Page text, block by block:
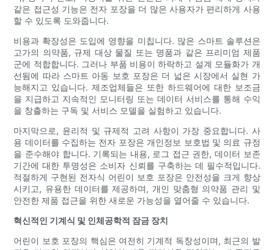
같은 접근성 기능은 전자 포장을 더 많은 사용자가 편리하게 사용
할 수 있도록 도와줍니다.
비용과 확장성은 도입에 영향을 미칩니다. 많은 스마트 솔루션은
고가의 의약품, 규제 대상 물질 또는 명품과 같은 프리미엄 제품
군에 적합합니다. 그러나 부품 비용이 하락하고 설계 모듈화가 개
선됨에 따라 스마트 아동 보호 포장은 더 넓은 시장에서 실현 가
능해지고 있습니다. 제조업체들은 또한 하드웨어에 대한 보조금
을 지급하고 지속적인 모니터링 또는 데이터 서비스를 통해 수익
을 창출하는 구독 및 서비스 모델을 실험하고 있습니다.
마지막으로, 윤리적 및 규제적 고려 사항이 가장 중요합니다. 사
용 데이터를 수집하는 전자 포장은 개인정보 보호법 및 의료 규정
을 준수해야 합니다. 기록되는 내용, 로그 접근 권한, 데이터 보존
기간에 대한 투명성은 소비자 신뢰를 구축하는 데 필수적입니다.
적절하게 구현된 전자식 어린이 보호 포장은 안전성을 크게 향상
시키고, 유용한 데이터를 제공하며, 개인 맞춤형 의약품 관리 및
안전한 제품 접근을 위한 새로운 가능성을 열어줄 수 있습니다.
혁신적인 기계식 및 인체공학적 잠금 장치
어린이 보호 포장의 핵심은 여전히 ​​기계적 독창성이며, 최근의 발